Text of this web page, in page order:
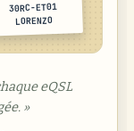
30RC-ET01
LORENZO
eQSL
»